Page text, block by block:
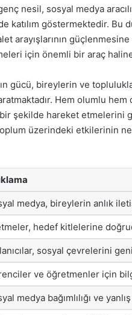
nesil, sosyal medya
katılım göstermektedir. Bu
arayışlarının
için önemli bir araç
gücü, bireylerin ve
Hem olumlu
bir şekilde hareket
üzerindeki etkilerinin
medya, bireylerin anlık
hedef kitlelerine
sosyal çevrelerini
ve öğretmenler için bilgi
medya bağımlılığı ve